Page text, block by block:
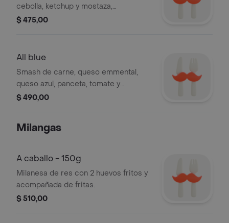
cebolla, ketchup y mostaza,
acompañado de papas fritas.
$ 475,00
All blue
Smash de carne, queso emmental,
queso azul, panceta, tomate y
mayonesa.
$ 490,00
Milangas
A caballo - 150g
Milanesa de res con 2 huevos fritos y
acompañada de fritas.
$ 510,00